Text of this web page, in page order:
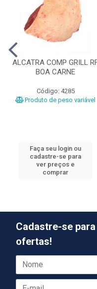
ALCATRA COMP GRILL
BOA CARNE
Código: 4285
Produto de peso variável
Faça seu login ou
cadastre-se para
ver preços e
comprar
Cadastre-se
ofertas!